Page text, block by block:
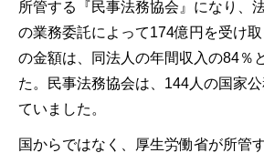
所管する『民事法務協会』になり、
の業務委託によって174億円を受け
の金額は、同法人の年間収入の84％
た。民事法務協会は、144人の国家
ていました。
国からではなく、厚生労働省が所管